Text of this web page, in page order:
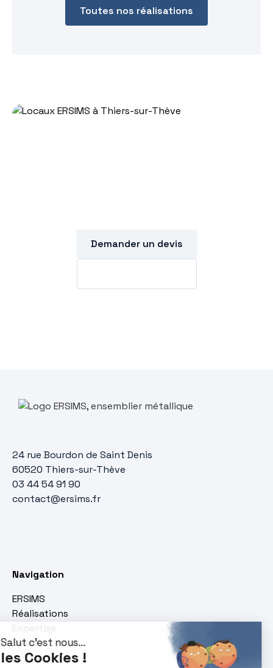
Toutes nos réalisations
Demander un devis
24 rue Bourdon de Saint Denis
60520 Thiers-sur-Thève
03 44 54 91 90
contact@ersims.fr
Navigation
ERSIMS
Réalisations
Expertise
Devis